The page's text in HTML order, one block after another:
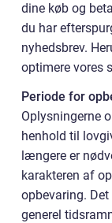
dine køb og
du har
nyhedsbrev.
optimere vores
Periode for
Oplysningerne
henhold til
længere er
karakteren af
opbevaring.
generel